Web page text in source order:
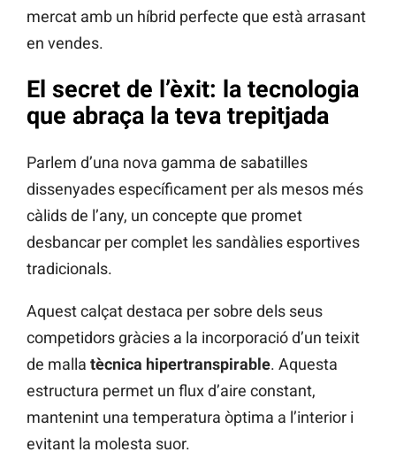
mercat amb un híbrid perfecte que està arrasant
en vendes.
El secret de l’èxit: la tecnologia
que abraça la teva trepitjada
Parlem d’una nova gamma de sabatilles
dissenyades específicament per als mesos més
càlids de l’any, un concepte que promet
desbancar per complet les sandàlies esportives
tradicionals.
Aquest calçat destaca per sobre dels seus
competidors gràcies a la incorporació d’un teixit
de malla tècnica hipertranspirable. Aquesta
estructura permet un flux d’aire constant,
mantenint una temperatura òptima a l’interior i
evitant la molesta suor.